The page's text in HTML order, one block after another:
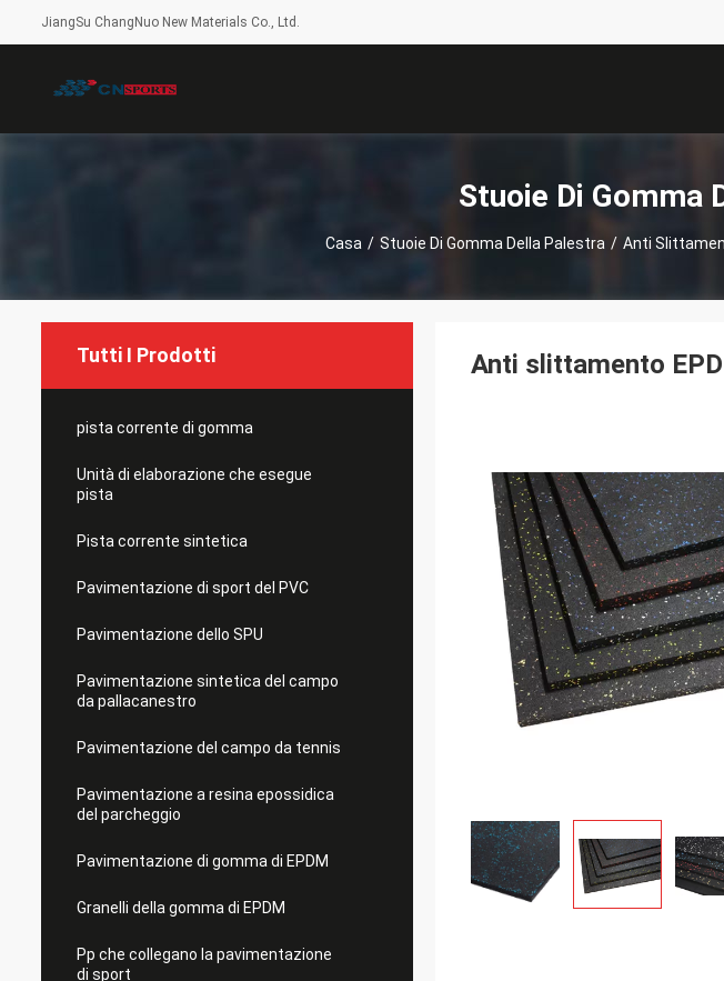
JiangSu ChangNuo New Materials Co., Ltd.
Stuoie Di Gomma
Casa / Stuoie Di Gomma Della Palestra / Anti
Tutti I Prodotti
pista corrente di gomma
Unità di elaborazione che esegue
pista
Pista corrente sintetica
Pavimentazione di sport del PVC
Pavimentazione dello SPU
Pavimentazione sintetica del campo
da pallacanestro
Pavimentazione del campo da tennis
Pavimentazione a resina epossidica
del parcheggio
Pavimentazione di gomma di EPDM
Granelli della gomma di EPDM
Pp che collegano la pavimentazione
di sport
Anti slittamento